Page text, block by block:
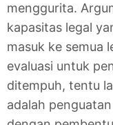
menggurita.
kapasitas legal
masuk ke semua
evaluasi untuk
ditempuh, tentu
adalah